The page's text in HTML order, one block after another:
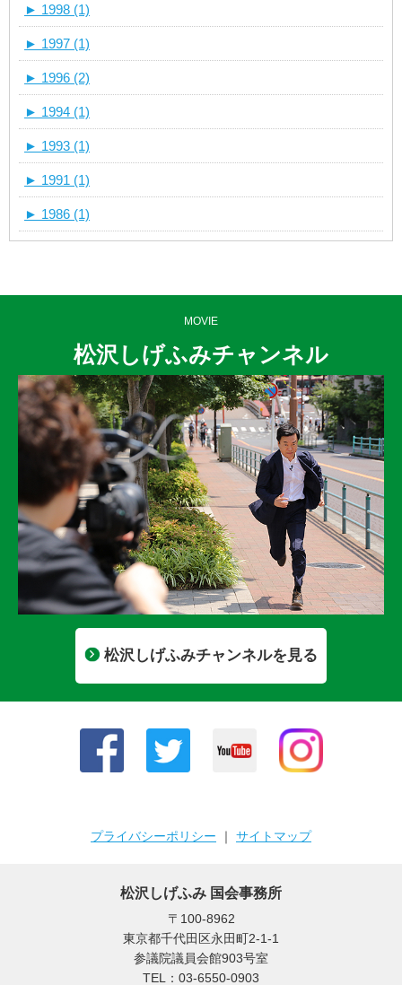
► 1998 (1)
► 1997 (1)
► 1996 (2)
► 1994 (1)
► 1993 (1)
► 1991 (1)
► 1986 (1)
MOVIE
松沢しげふみチャンネル
松沢しげふみチャンネルを見る
プライバシーポリシー ｜ サイトマップ
松沢しげふみ 国会事務所
〒100-8962
東京都千代田区永田町2-1-1
参議院議員会館903号室
TEL：03-6550-0903